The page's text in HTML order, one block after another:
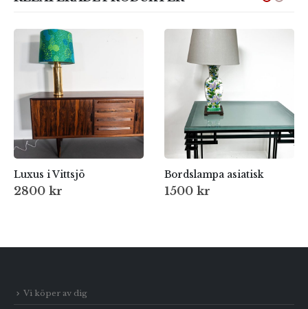
Luxus i Vittsjö
2800 kr
Bordslampa asiatisk
1500 kr
Vi köper av dig